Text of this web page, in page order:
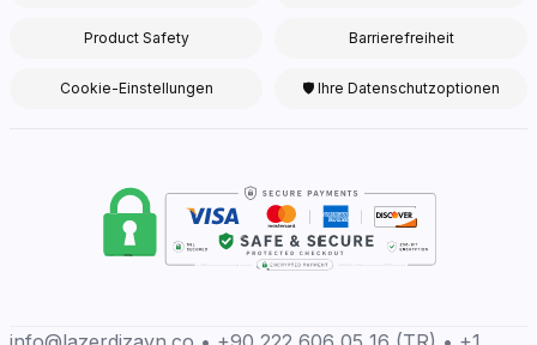
Product Safety Barrierefreiheit
Cookie-Einstellungen 🛡 Ihre Datenschutzoptionen